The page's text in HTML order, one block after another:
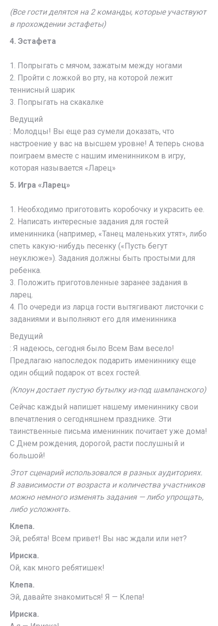
(Все гости делятся на 2 команды, которые участвуют
в прохождении эстафеты)
4. Эстафета
1. Попрыгать с мячом, зажатым между ногами
2. Пройти с ложкой во рту, на которой лежит
теннисный шарик
3. Попрыгать на скакалке
Ведущий
: Молодцы! Вы еще раз сумели доказать, что
настроение у вас на высшем уровне! А теперь снова
поиграем вместе с нашим именинником в игру,
которая называется «Ларец»
5. Игра «Ларец»
1. Необходимо приготовить коробочку и украсить ее.
2. Написать интересные задания для гостей
именинника (например, «Танец маленьких утят», либо
спеть какую-нибудь песенку («Пусть бегут
неуклюже»). Задания должны быть простыми для
ребенка.
3. Положить приготовленные заранее задания в
ларец.
4. По очереди из ларца гости вытягивают листочки с
заданиями и выполняют его для именинника
Ведущий
: Я надеюсь, сегодня было Всем Вам весело!
Предлагаю напоследок подарить имениннику еще
один общий подарок от всех гостей.
(Клоун достает пустую бутылку из-под шампанского)
Сейчас каждый напишет нашему имениннику свои
впечатления о сегодняшнем празднике. Эти
таинственные письма именинник почитает уже дома!
С Днем рождения, дорогой, расти послушный и
большой!
Этот сценарий использовался в разных аудиториях.
В зависимости от возраста и количества участников
можно немного изменять задания — либо упрощать,
либо усложнять.
Клепа.
Эй, ребята! Всем привет! Вы нас ждали или нет?
Ириска.
Ой, как много ребятишек!
Клепа.
Эй, давайте знакомиться! Я — Клепа!
Ириска.